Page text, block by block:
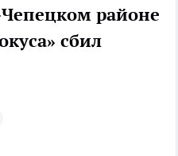
районе
сбил